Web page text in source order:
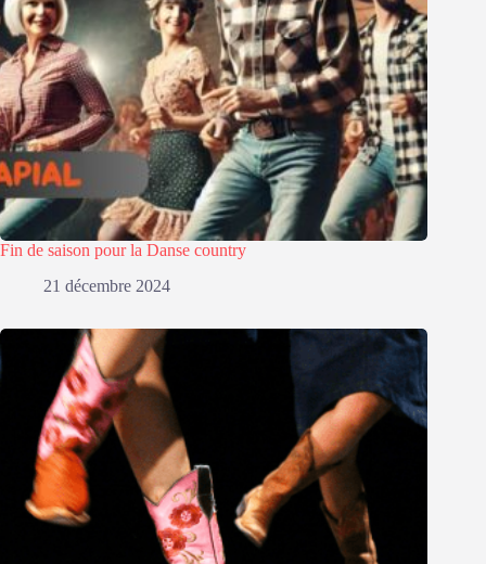
Fin de saison pour la Danse country
21 décembre 2024